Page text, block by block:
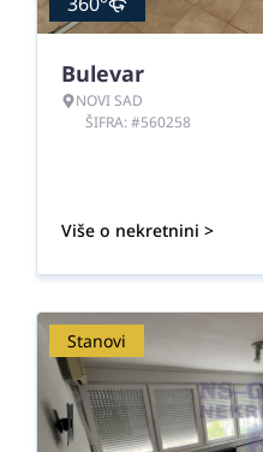
Bulevar
NOVI SAD
ŠIFRA: #560258
Više o nekretnini >
Stanovi